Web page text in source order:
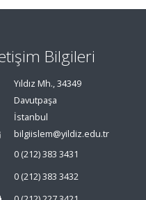
Bilgileri
Yıldız Mh., 34349
Davutpaşa
İstanbul
bilgiislem@yildiz.edu.tr
0 (212) 383 3431
0 (212) 383 3432